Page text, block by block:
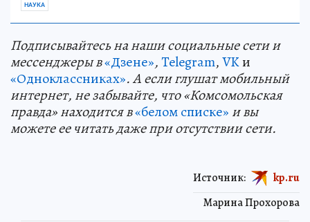
НАУКА
Подписывайтесь на наши социальные сети и
мессенджеры в«Дзене»,Telegram,VKи
«Одноклассниках». А если глушат мобильный
интернет, не забывайте, что «Комсомольская
правда» находится в«белом списке» и вы
можете ее читать даже при отсутствии сети.
Марина Прохорова
Источник: kp.ru